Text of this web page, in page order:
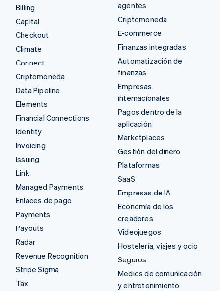
Billing
Capital
Checkout
Climate
Connect
Criptomoneda
Data Pipeline
Elements
Financial Connections
Identity
Invoicing
Issuing
Link
Managed Payments
Enlaces de pago
Payments
Payouts
Radar
Revenue Recognition
Stripe Sigma
Tax
agentes
Criptomoneda
E-commerce
Finanzas integradas
Automatización de
finanzas
Empresas
internacionales
Pagos dentro de la
aplicación
Marketplaces
Gestión del dinero
Plataformas
SaaS
Empresas de IA
Economía de los
creadores
Videojuegos
Hostelería, viajes y ocio
Seguros
Medios de comunicación
y entretenimiento